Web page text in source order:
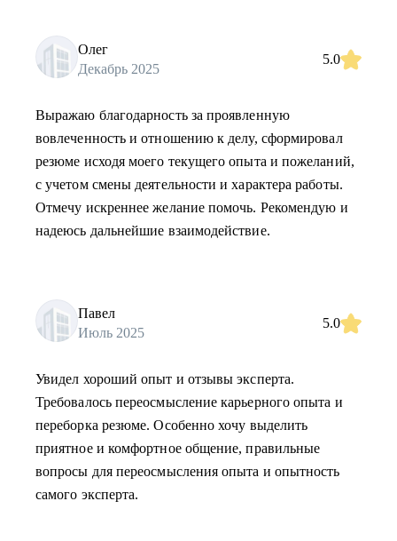
Олег
Декабрь 2025
5.0
Выражаю благодарность за проявленную
вовлеченность и отношению к делу, сформировал
резюме исходя моего текущего опыта и пожеланий,
с учетом смены деятельности и характера работы.
Отмечу искреннее желание помочь. Рекомендую и
надеюсь дальнейшие взаимодействие.
Павел
Июль 2025
5.0
Увидел хороший опыт и отзывы эксперта.
Требовалось переосмысление карьерного опыта и
переборка резюме. Особенно хочу выделить
приятное и комфортное общение, правильные
вопросы для переосмысления опыта и опытность
самого эксперта.